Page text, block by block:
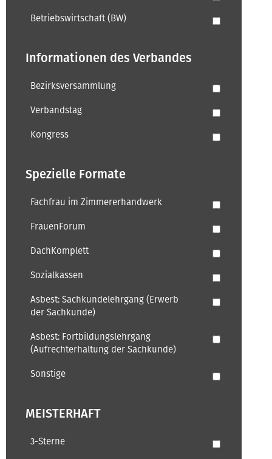
Betriebswirtschaft (BW)
Informationen des Verbandes
Bezirksversammlung
Verbandstag
Kongress
Spezielle Formate
Fachfrau im Zimmererhandwerk
FrauenForum
DachKomplett
Sozialkassen
Asbest: Sachkundelehrgang (Erwerb
der Sachkunde)
Asbest: Fortbildungslehrgang
(Aufrechterhaltung der Sachkunde)
Sonstige
MEISTERHAFT
3-Sterne